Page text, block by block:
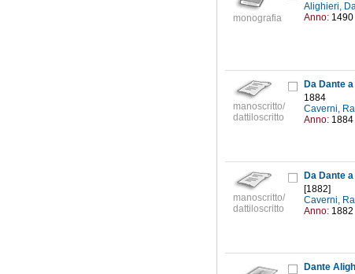
monografia
Alighieri,
Anno: 1490
manoscritto/
dattiloscritto
Da Dante
1884
Caverni,
Anno: 1884
manoscritto/
dattiloscritto
Da Dante
[1882]
Caverni,
Anno: 1882
Dante